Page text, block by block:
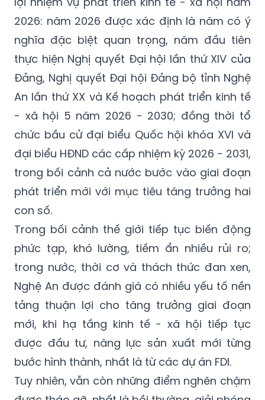
2026: năm 2026 được xác định là năm có ý
nghĩa đặc biệt quan trọng, năm đầu tiên
thực hiện Nghị quyết Đại hội lần thứ XIV của
Đảng, Nghị quyết Đại hội Đảng bộ tỉnh Nghệ
An lần thứ XX và Kế hoạch phát triển kinh tế
- xã hội 5 năm 2026 - 2030; đồng thời tổ
chức bầu cử đại biểu Quốc hội khóa XVI và
đại biểu HĐND các cấp nhiệm kỳ 2026 - 2031,
trong bối cảnh cả nước bước vào giai đoạn
phát triển mới với mục tiêu tăng trưởng hai
con số.
Trong bối cảnh thế giới tiếp tục biến động
phức tạp, khó lường, tiềm ẩn nhiều rủi ro;
trong nước, thời cơ và thách thức đan xen,
Nghệ An được đánh giá có nhiều yếu tố nền
tảng thuận lợi cho tăng trưởng giai đoạn
mới, khi hạ tầng kinh tế - xã hội tiếp tục
được đầu tư, năng lực sản xuất mới từng
bước hình thành, nhất là từ các dự án FDI.
Tuy nhiên, vẫn còn những điểm nghẽn chậm